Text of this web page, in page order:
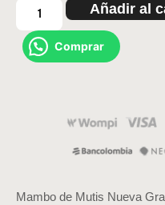
Añadir al
Comprar
Mambo de Mutis Nueva